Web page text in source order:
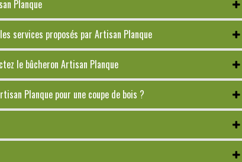
Planque
services proposés par Artisan Planque
le bûcheron Artisan Planque
Planque pour une coupe de bois ?